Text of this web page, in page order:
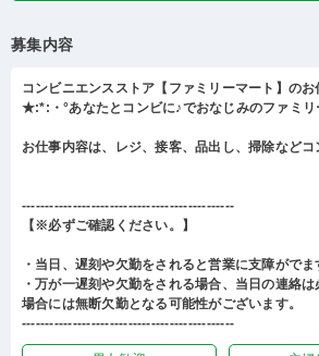
募集内容
コンビニエンスストア【ファミリーマート】のお
★:*:・°あなたとコンビに♪でおなじみのファミ
お仕事内容は、レジ、接客、品出し、掃除などコ
----------------------------------------------
【※必ずご確認ください。】
・当日、遅刻や欠勤をされると営業に支障がで
・万が一遅刻や欠勤をされる場合、当日の連絡
場合には無断欠勤となる可能性がございます。
----------------------------------------------